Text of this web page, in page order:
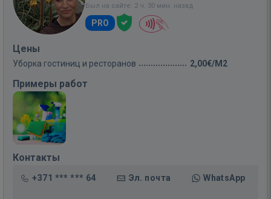
Был на сайте: 2 ч. 30 мин. назад
PRO
Цены
Уборка гостиниц и ресторанов 2,00€/M2
Примеры работ
Контакты
+371 *** *** 64 Эл. почта WhatsApp